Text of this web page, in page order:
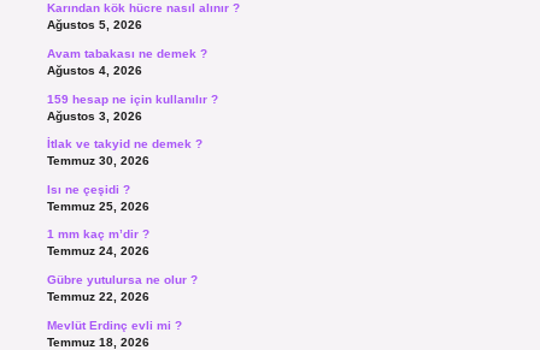
Karından kök hücre nasıl alınır ?
Ağustos 5, 2026
Avam tabakası ne demek ?
Ağustos 4, 2026
159 hesap ne için kullanılır ?
Ağustos 3, 2026
İtlak ve takyid ne demek ?
Temmuz 30, 2026
Isı ne çeşidi ?
Temmuz 25, 2026
1 mm kaç m’dir ?
Temmuz 24, 2026
Gübre yutulursa ne olur ?
Temmuz 22, 2026
Mevlüt Erdinç evli mi ?
Temmuz 18, 2026